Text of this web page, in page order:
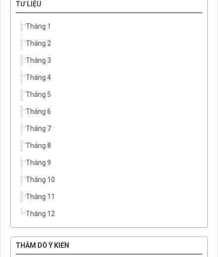
TƯ LIỆU
Tháng 1
Tháng 2
Tháng 3
Tháng 4
Tháng 5
Tháng 6
Tháng 7
Tháng 8
Tháng 9
Tháng 10
Tháng 11
Tháng 12
THĂM DÒ Ý KIẾN